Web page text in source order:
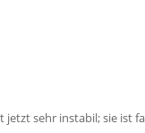
sehr instabil; sie ist